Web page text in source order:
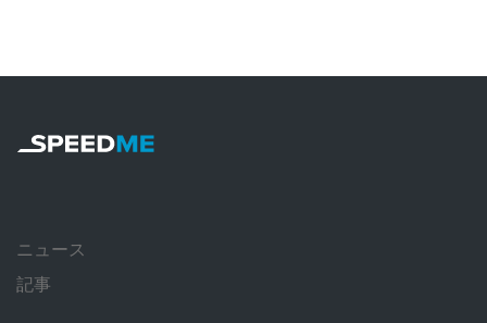
ニュース
記事